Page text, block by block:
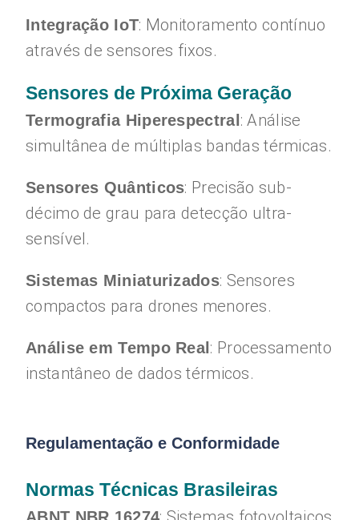
Integração IoT: Monitoramento contínuo
através de sensores fixos.
Sensores de Próxima Geração
Termografia Hiperespectral : Análise
simultânea de múltiplas bandas térmicas.
Sensores Quânticos: Precisão sub-
décimo de grau para detecção ultra-
sensível.
Sistemas Miniaturizados: Sensores
compactos para drones menores.
Análise em Tempo Real : Processamento
instantâneo de dados térmicos.
Regulamentação e Conformidade
Normas Técnicas Brasileiras